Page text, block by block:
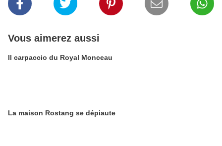
Vous aimerez aussi
Il carpaccio du Royal Monceau
La maison Rostang se dépiaute